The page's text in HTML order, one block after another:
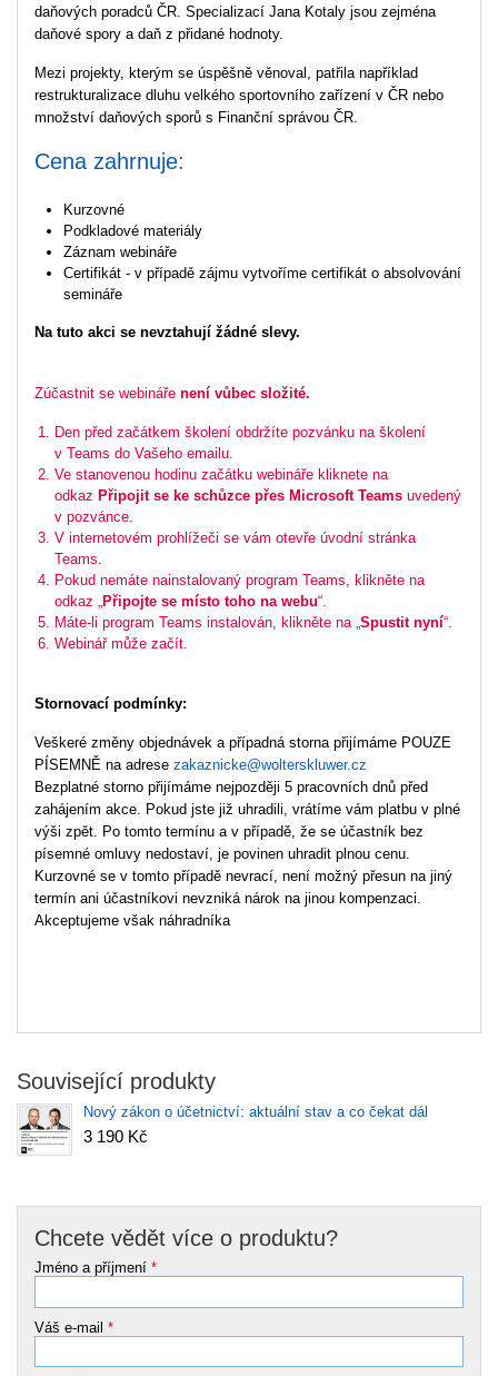
daňových poradců ČR. Specializací Jana Kotaly jsou zejména
daňové spory a daň z přidané hodnoty.
Mezi projekty, kterým se úspěšně věnoval, patřila například
restrukturalizace dluhu velkého sportovního zařízení v ČR nebo
množství daňových sporů s Finanční správou ČR.
Cena zahrnuje:
Kurzovné
Podkladové materiály
Záznam webináře
Certifikát - v případě zájmu vytvoříme certifikát o absolvování
semináře
Na tuto akci se nevztahují žádné slevy.
Zúčastnit se webináře není vůbec složité.
Den před začátkem školení obdržíte pozvánku na školení
v Teams do Vašeho emailu.
Ve stanovenou hodinu začátku webináře kliknete na
odkaz Připojit se ke schůzce přes Microsoft Teams uvedený
v pozvánce.
V internetovém prohlížeči se vám otevře úvodní stránka
Teams.
Pokud nemáte nainstalovaný program Teams, klikněte na
odkaz „Připojte se místo toho na webu“.
Máte-li program Teams instalován, klikněte na „Spustit nyní“.
Webinář může začít.
Stornovací podmínky:
Veškeré změny objednávek a případná storna přijímáme POUZE
PÍSEMNĚ na adrese zakaznicke@wolterskluwer.cz
Bezplatné storno přijímáme nejpozději 5 pracovních dnů před
zahájením akce. Pokud jste již uhradili, vrátíme vám platbu v plné
výši zpět. Po tomto termínu a v případě, že se účastník bez
písemné omluvy nedostaví, je povinen uhradit plnou cenu.
Kurzovné se v tomto případě nevrací, není možný přesun na jiný
termín ani účastníkovi nevzniká nárok na jinou kompenzaci.
Akceptujeme však náhradníka
Související produkty
Nový zákon o účetnictví: aktuální stav a co čekat dál
3 190 Kč
Chcete vědět více o produktu?
Jméno a příjmení *
Váš e-mail *